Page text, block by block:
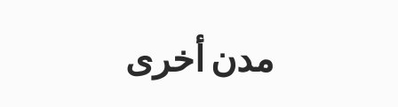
مدن أخرى